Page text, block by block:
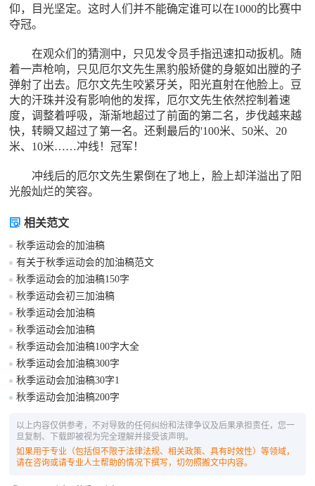
仰，目光坚定。这时人们并不能确定谁可以在1000的比赛中
夺冠。
在观众们的猜测中，只见发令员手指迅速扣动扳机。随
着一声枪响，只见厄尔文先生黑豹般矫健的身躯如出膛的子
弹射了出去。厄尔文先生咬紧牙关，阳光直射在他脸上。豆
大的汗珠并没有影响他的发挥，厄尔文先生依然控制着速
度，调整着呼吸，渐渐地超过了前面的第二名，步伐越来越
快，转瞬又超过了第一名。还剩最后的'100米、50米、20
米、10米……冲线！冠军！
冲线后的厄尔文先生累倒在了地上，脸上却洋溢出了阳
光般灿烂的笑容。
相关范文
秋季运动会的加油稿
有关于秋季运动会的加油稿范文
秋季运动会的加油稿150字
秋季运动会初三加油稿
秋季运动会加油稿
秋季运动会加油稿
秋季运动会加油稿100字大全
秋季运动会加油稿300字
秋季运动会加油稿30字1
秋季运动会加油稿200字
以上内容仅供参考，不对导致的任何纠纷和法律争议及后果承担责任，您一
旦复制、下载即被视为完全理解并接受该声明。
如果用于专业（包括但不限于法律法规、相关政策、具有时效性）等领域，
请在咨询或请专业人士帮助的情况下撰写，切勿照搬文中内容。